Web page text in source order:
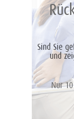
Sind Sie
und
Nur